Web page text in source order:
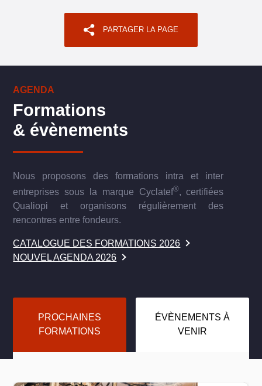
PARTAGER LA PAGE
Formations
& évènements
AGENDA
Nous proposons des formations intra et inter
entreprises sous la marque Cyclatef®, certifiées
Qualiopi et organisons régulièrement des
rencontres entre fondeurs.
CATALOGUE DES FORMATIONS 2026
NOUVEL AGENDA 2026
PROCHAINES
FORMATIONS
ÉVÈNEMENTS À
VENIR